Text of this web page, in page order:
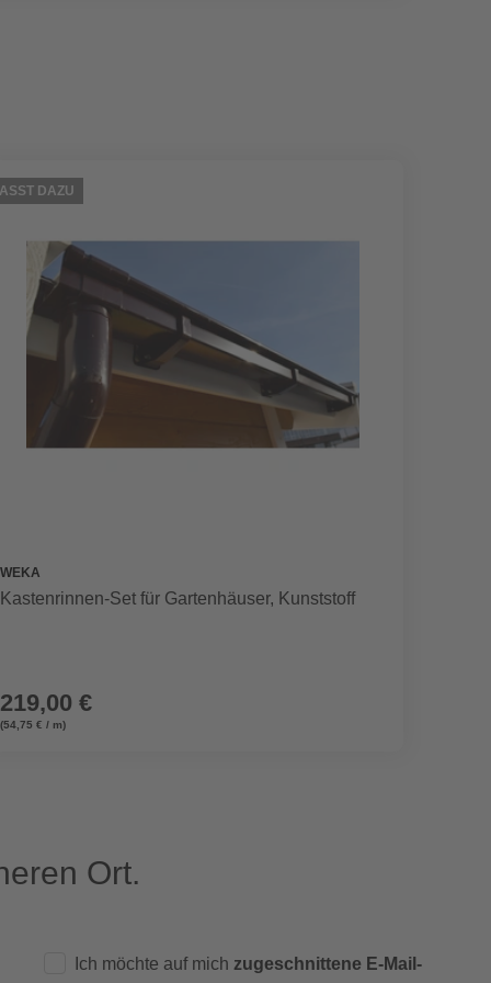
DAZU
WEKA
Kastenrinnen-Set für Gartenhäuser, Kunststoff
219,00 €
(54,75 € / m)
Ort.
Ich möchte auf mich zugeschnittene E-Mail-